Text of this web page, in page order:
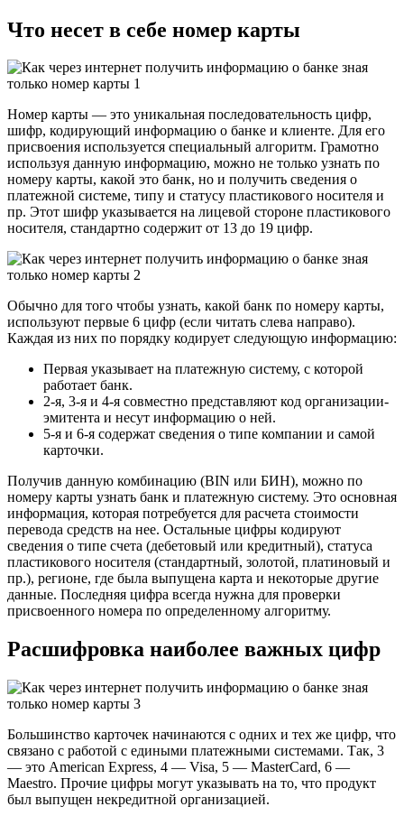
Что несет в себе номер карты
Номер карты — это уникальная последовательность цифр,
шифр, кодирующий информацию о банке и клиенте. Для его
присвоения используется специальный алгоритм. Грамотно
используя данную информацию, можно не только узнать по
номеру карты, какой это банк, но и получить сведения о
платежной системе, типу и статусу пластикового носителя и
пр. Этот шифр указывается на лицевой стороне пластикового
носителя, стандартно содержит от 13 до 19 цифр.
Обычно для того чтобы узнать, какой банк по номеру карты,
используют первые 6 цифр (если читать слева направо).
Каждая из них по порядку кодирует следующую информацию:
Первая указывает на платежную систему, с которой
работает банк.
2-я, 3-я и 4-я совместно представляют код организации-
эмитента и несут информацию о ней.
5-я и 6-я содержат сведения о типе компании и самой
карточки.
Получив данную комбинацию (BIN или БИН), можно по
номеру карты узнать банк и платежную систему. Это основная
информация, которая потребуется для расчета стоимости
перевода средств на нее. Остальные цифры кодируют
сведения о типе счета (дебетовый или кредитный), статуса
пластикового носителя (стандартный, золотой, платиновый и
пр.), регионе, где была выпущена карта и некоторые другие
данные. Последняя цифра всегда нужна для проверки
присвоенного номера по определенному алгоритму.
Расшифровка наиболее важных цифр
Большинство карточек начинаются с одних и тех же цифр, что
связано с работой с едиными платежными системами. Так, 3
— это American Express, 4 — Visa, 5 — MasterCard, 6 —
Maestro. Прочие цифры могут указывать на то, что продукт
был выпущен некредитной организацией.